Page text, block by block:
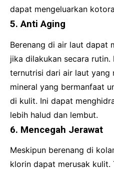
dapat mengeluarkan
5. Anti Aging
Berenang di air laut dapat
jika dilakukan secara
ternutrisi dari air laut yang
mineral yang bermanfaat
di kulit. Ini dapat
lebih halud dan lembut.
6. Mencegah Jerawat
Meskipun berenang di
klorin dapat merusak kulit.